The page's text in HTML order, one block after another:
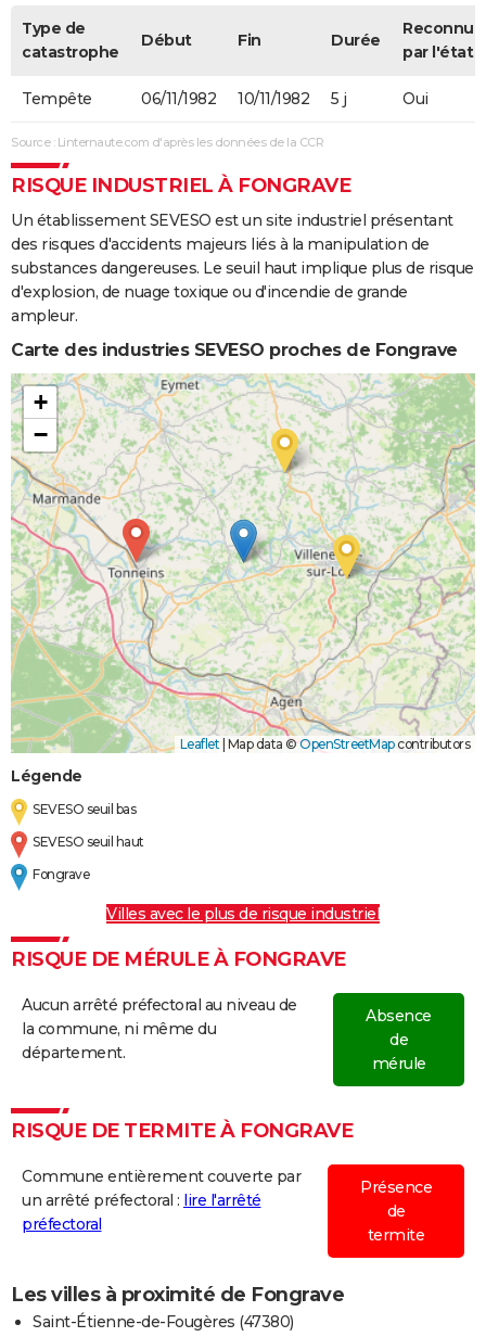
Type de
catastrophe
Début Fin Durée
Reconnue
par l'état
Tempête 06/11/1982 10/11/1982 5 j Oui
Source : Linternaute.com d'après les données de la CCR
RISQUE INDUSTRIEL À FONGRAVE
Un établissement SEVESO est un site industriel présentant
des risques d'accidents majeurs liés à la manipulation de
substances dangereuses. Le seuil haut implique plus de risque
d'explosion, de nuage toxique ou d'incendie de grande
ampleur.
Carte des industries SEVESO proches de Fongrave
+
−
Leaflet | Map data ©OpenStreetMapcontributors
Légende
SEVESO seuil bas
SEVESO seuil haut
Fongrave
Villes avec le plus de risque industriel
RISQUE DE MÉRULE À FONGRAVE
Aucun arrêté préfectoral au niveau de
la commune, ni même du
département.
Absence
de
mérule
RISQUE DE TERMITE À FONGRAVE
Commune entièrement couverte par
un arrêté préfectoral : lire l'arrêté
préfectoral
Présence
de
termite
Les villes à proximité de Fongrave
Saint-Étienne-de-Fougères (47380)